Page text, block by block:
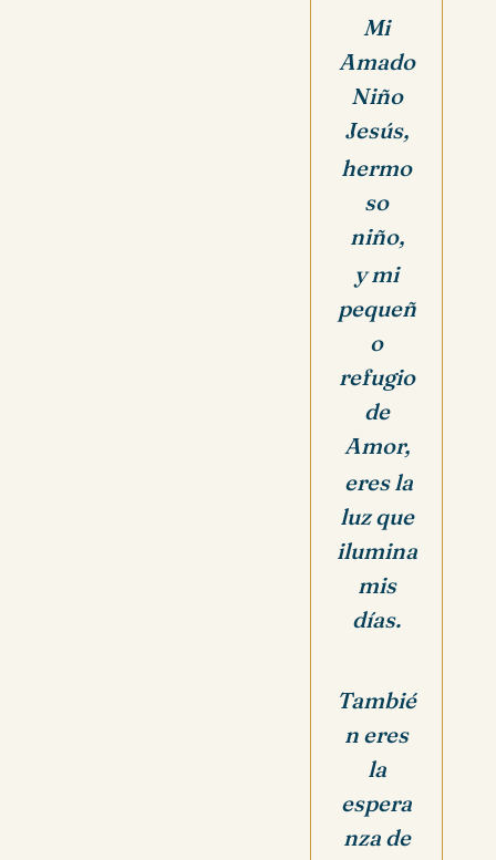
Mi
Amado
Niño
Jesús,
hermo
so
niño,
y mi
pequeñ
o
refugio
de
Amor,
eres la
luz que
ilumina
mis
días.
Tambié
n eres
la
espera
nza de